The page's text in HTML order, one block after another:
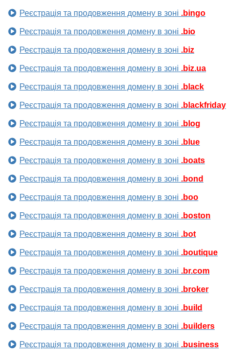
Реєстрація та продовження домену в зоні .bingo
Реєстрація та продовження домену в зоні .bio
Реєстрація та продовження домену в зоні .biz
Реєстрація та продовження домену в зоні .biz.ua
Реєстрація та продовження домену в зоні .black
Реєстрація та продовження домену в зоні .blackfriday
Реєстрація та продовження домену в зоні .blog
Реєстрація та продовження домену в зоні .blue
Реєстрація та продовження домену в зоні .boats
Реєстрація та продовження домену в зоні .bond
Реєстрація та продовження домену в зоні .boo
Реєстрація та продовження домену в зоні .boston
Реєстрація та продовження домену в зоні .bot
Реєстрація та продовження домену в зоні .boutique
Реєстрація та продовження домену в зоні .br.com
Реєстрація та продовження домену в зоні .broker
Реєстрація та продовження домену в зоні .build
Реєстрація та продовження домену в зоні .builders
Реєстрація та продовження домену в зоні .business